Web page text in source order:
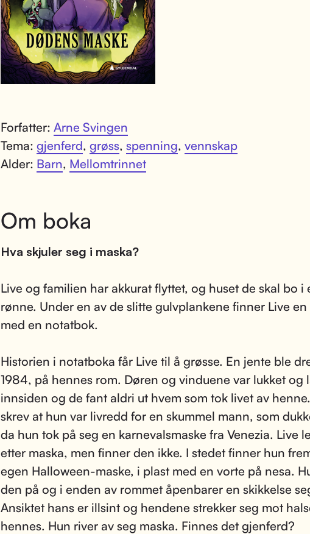
Forfatter: Arne Svingen
Tema: gjenferd, grøss, spenning, vennskap
Alder: Barn, Mellomtrinnet
Om boka
Hva skjuler seg i maska?
Live og familien har akkurat flyttet, og huset de skal bo i
rønne. Under en av de slitte gulvplankene finner Live en
med en notatbok.
Historien i notatboka får Live til å grøsse. En jente ble
1984, på hennes rom. Døren og vinduene var lukket og
innsiden og de fant aldri ut hvem som tok livet av
skrev at hun var livredd for en skummel mann, som
da hun tok på seg en karnevalsmaske fra Venezia. Live
etter maska, men finner den ikke. I stedet finner hun
egen Halloween-maske, i plast med en vorte på nesa.
den på og i enden av rommet åpenbarer en skikkelse
Ansiktet hans er illsint og hendene strekker seg mot
hennes. Hun river av seg maska. Finnes det gjenferd?